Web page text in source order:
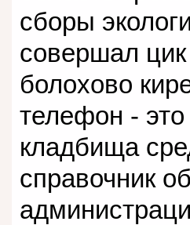
сборы
совершал
болохово
телефон - это
кладбища
справочник